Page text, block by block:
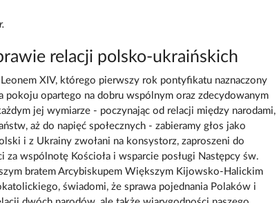
relacji polsko-ukraińskich
XIV, którego pierwszy rok pontyfikatu naznaczony
pokoju opartego na dobru wspólnym oraz zdecydowanym
jej wymiarze - poczynając od relacji między narodami,
aż do napięć społecznych - zabieramy głos jako
i z Ukrainy zwołani na konsystorz, zaproszeni do
za wspólnotę Kościoła i wsparcie posługi Następcy św.
bratem Arcybiskupem Większym Kijowsko-Halickim
świadomi, że sprawa pojednania Polaków i